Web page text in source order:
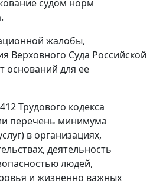
судом норм
жалобы,
Верховного Суда Российской
оснований для ее
Трудового кодекса
перечень минимума
в организациях,
деятельность
людей,
и жизненно важных